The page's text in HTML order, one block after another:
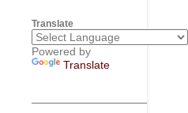
Translate
Powered by
Translate